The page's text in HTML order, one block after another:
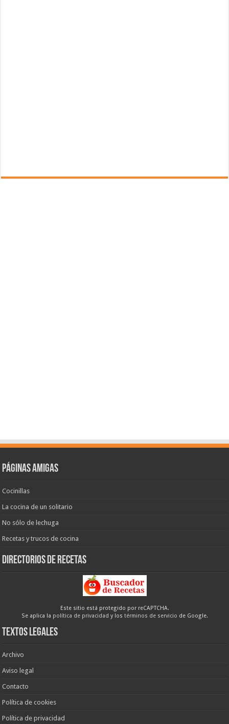
Páginas amigas
Cocinillas
La cocina de un solitario
No sólo de lechuga
Recetas y trucos de cocina
Directorios de recetas
Este sitio está protegido por reCAPTCHA.
Se aplica la política de privacidad y los términos de servicio de Google.
Textos legales
Archivo
Aviso legal
Contacto
Política de cookies
Política de privacidad